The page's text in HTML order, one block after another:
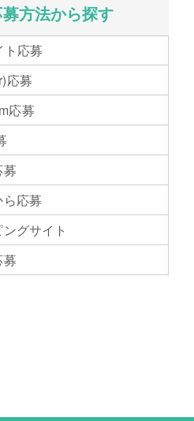
方法から探す
ト応募
応募
応募
募
応募
グサイト
募